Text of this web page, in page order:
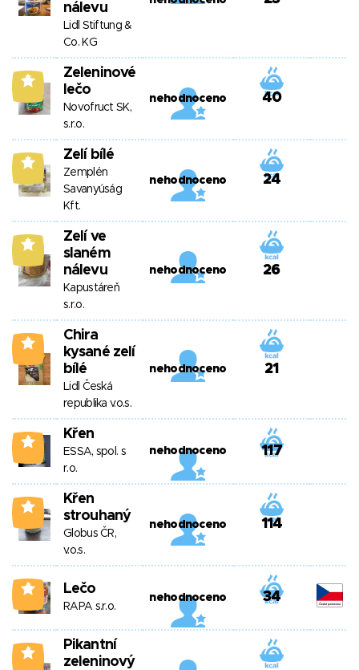
nálevu
Lidl Stiftung &
Co. KG
5
Zeleninové
lečo
Novofruct SK,
s.r.o.
nehodnoceno 40
5 Zelí bílé
Zemplén
Savanyúság
Kft.
nehodnoceno 24
5
Zelí ve
slaném
nálevu
Kapustáreň
s.r.o.
nehodnoceno 26
4
Chira
kysané zelí
bílé
Lidl Česká
republika v.o.s.
nehodnoceno 21
4 Křen
ESSA, spol. s
r.o.
nehodnoceno 117
4
Křen
strouhaný
Globus ČR,
v.o.s.
nehodnoceno 114
4 Lečo
RAPA s.r.o.
nehodnoceno 34
4
Pikantní
zeleninový